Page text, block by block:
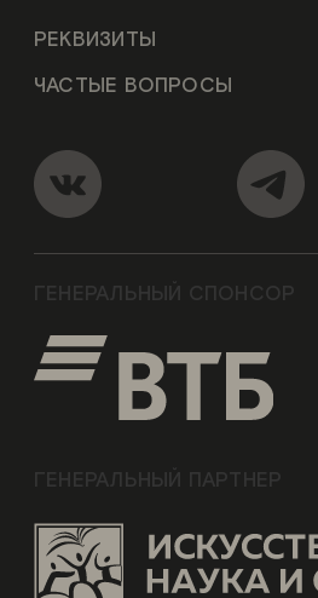
ГЕНЕРАЛЬНЫЙ СПОНСОР
ГЕНЕРАЛЬНЫЙ ПАРТНЕР
РЕКВИЗИТЫ
ЧАСТЫЕ ВОПРОСЫ